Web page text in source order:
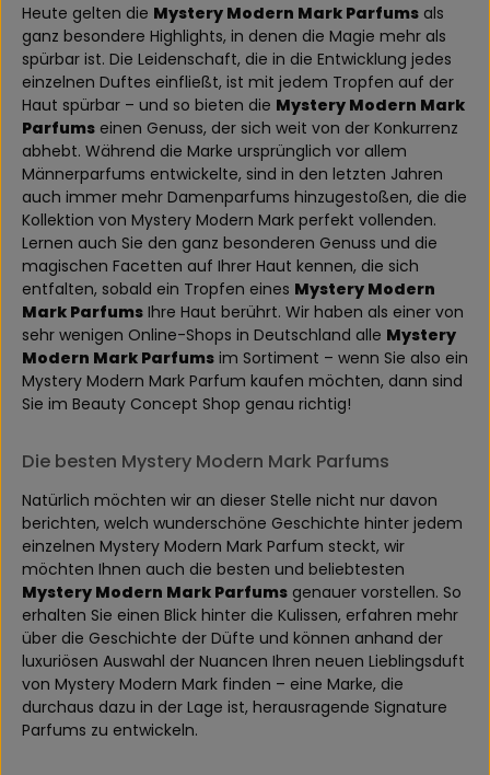
Heute gelten die Mystery Modern Mark Parfums als
ganz besondere Highlights, in denen die Magie mehr als
spürbar ist. Die Leidenschaft, die in die Entwicklung jedes
einzelnen Duftes einfließt, ist mit jedem Tropfen auf der
Haut spürbar – und so bieten die Mystery Modern Mark
Parfums einen Genuss, der sich weit von der Konkurrenz
abhebt. Während die Marke ursprünglich vor allem
Männerparfums entwickelte, sind in den letzten Jahren
auch immer mehr Damenparfums hinzugestoßen, die die
Kollektion von Mystery Modern Mark perfekt vollenden.
Lernen auch Sie den ganz besonderen Genuss und die
magischen Facetten auf Ihrer Haut kennen, die sich
entfalten, sobald ein Tropfen eines Mystery Modern
Mark Parfums Ihre Haut berührt. Wir haben als einer von
sehr wenigen Online-Shops in Deutschland alle Mystery
Modern Mark Parfums im Sortiment – wenn Sie also ein
Mystery Modern Mark Parfum kaufen möchten, dann sind
Sie im Beauty Concept Shop genau richtig!
Die besten Mystery Modern Mark Parfums
Natürlich möchten wir an dieser Stelle nicht nur davon
berichten, welch wunderschöne Geschichte hinter jedem
einzelnen Mystery Modern Mark Parfum steckt, wir
möchten Ihnen auch die besten und beliebtesten
Mystery Modern Mark Parfums genauer vorstellen. So
erhalten Sie einen Blick hinter die Kulissen, erfahren mehr
über die Geschichte der Düfte und können anhand der
luxuriösen Auswahl der Nuancen Ihren neuen Lieblingsduft
von Mystery Modern Mark finden – eine Marke, die
durchaus dazu in der Lage ist, herausragende Signature
Parfums zu entwickeln.